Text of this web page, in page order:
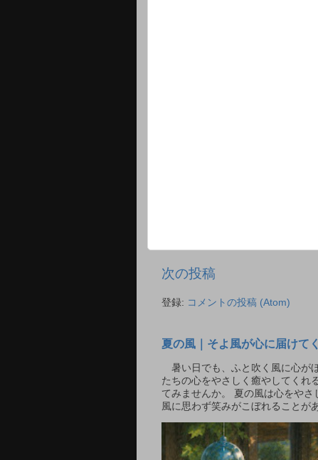
次の投稿
登録: コメントの投稿 (Atom)
夏の風｜そよ風が心に届けて
暑い日でも、ふと吹く風に心が
たちの心をやさしく癒やしてくれ
てみませんか。 夏の風は心をや
風に思わず笑みがこぼれることがあ